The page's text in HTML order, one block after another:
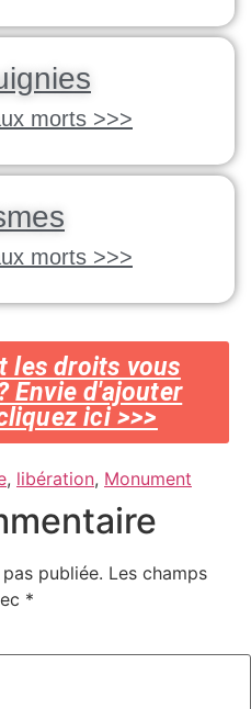
morts >>>
morts >>>
les droits vous
Envie d'ajouter
ici >>>
, libération, Monument
publiée. Les champs
*